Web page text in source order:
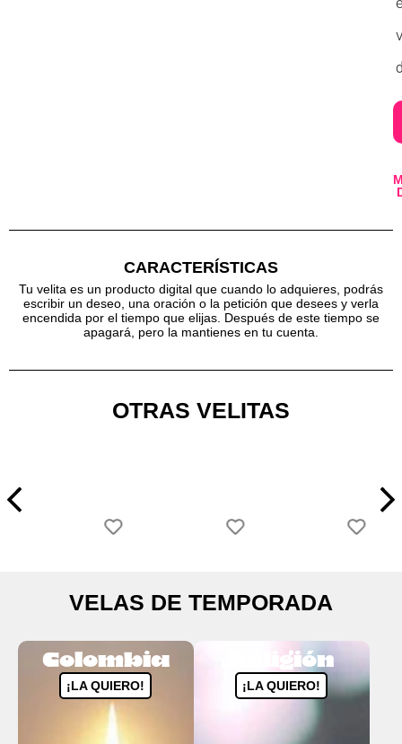
CARACTERÍSTICAS
Tu velita es un producto digital que cuando lo adquieres, podrás
escribir un deseo, una oración o la petición que desees y verla
encendida por el tiempo que elijas. Después de este tiempo se
apagará, pero la mantienes en tu cuenta.
OTRAS VELITAS
VELAS DE TEMPORADA
Colombia
¡LA QUIERO!
Religión
¡LA QUIERO!